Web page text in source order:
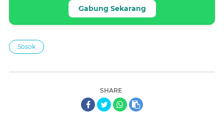
Gabung Sekarang
Sosok
SHARE